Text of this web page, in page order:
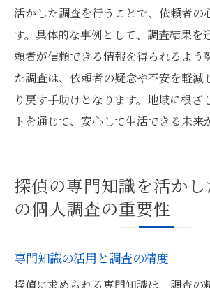
活かした調査を行うことで、依頼者の
す。具体的な事例として、調査結果を
頼者が信頼できる情報を得られるよう
た調査は、依頼者の疑念や不安を軽減
り戻す手助けとなります。地域に根ざ
トを通じて、安心して生活できる未来
探偵の専門知識を活か
の個人調査の重要性
専門知識の活用と調査の精度